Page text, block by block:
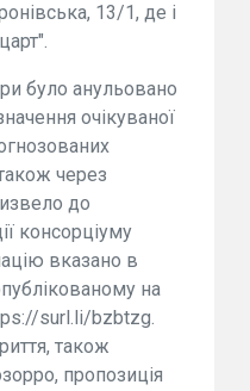
13/1, де і
було анульовано
очікуваної
через
до
консорціуму
вказано в
на
surl.li/bzbtzg.
також
пропозиція